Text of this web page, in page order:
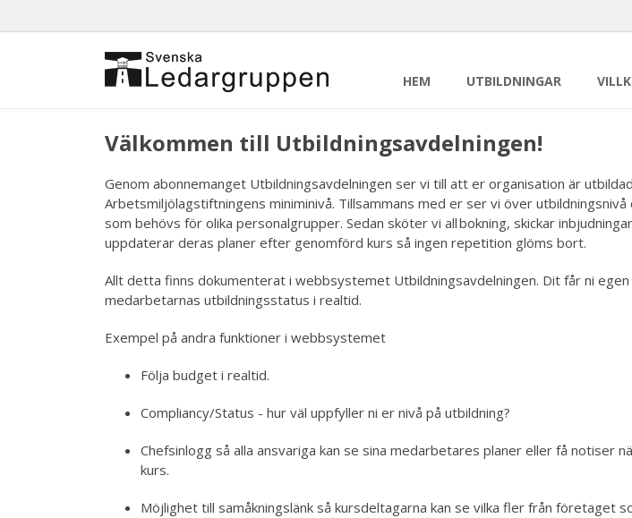
HEM UTBILDNINGAR
Välkommen till Utbildningsavdelningen!
Genom abonnemanget Utbildningsavdelningen ser vi till att er organisation är
Arbetsmiljölagstiftningens miniminivå. Tillsammans med er ser vi över utbildningsnivå
som behövs för olika personalgrupper. Sedan sköter vi all bokning, skickar
uppdaterar deras planer efter genomförd kurs så ingen repetition glöms bort.
Allt detta finns dokumenterat i webbsystemet Utbildningsavdelningen. Dit får ni egen
medarbetarnas utbildningsstatus i realtid.
Exempel på andra funktioner i webbsystemet
Följa budget i realtid.
Compliancy/Status - hur väl uppfyller ni er nivå på utbildning?
Chefsinlogg så alla ansvariga kan se sina medarbetares planer eller få notiser
kurs.
Möjlighet till samåkningslänk så kursdeltagarna kan se vilka fler från företaget